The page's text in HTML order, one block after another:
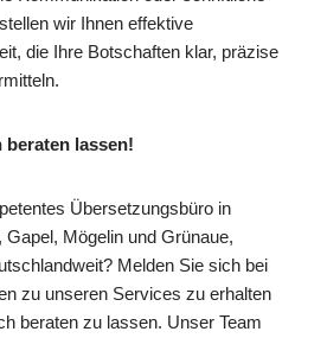
wir Ihnen effektive
die Ihre Botschaften klar, präzise
lassen!
Übersetzungsbüro in
Mögelin und Grünaue,
Melden Sie sich bei
zu unseren Services zu erhalten
beraten zu lassen. Unser Team